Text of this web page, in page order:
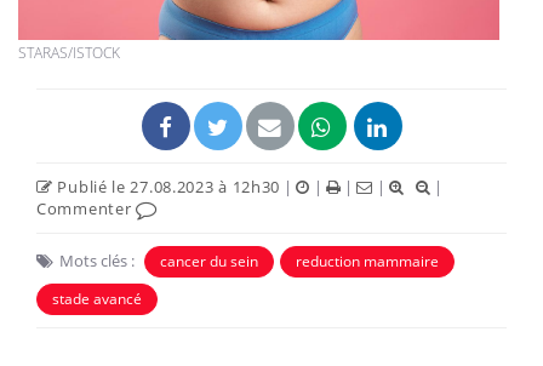
STARAS/ISTOCK
Publié le 27.08.2023 à 12h30 | | | |
|
Commenter
Mots clés : cancer du sein
reduction mammaire
stade avancé